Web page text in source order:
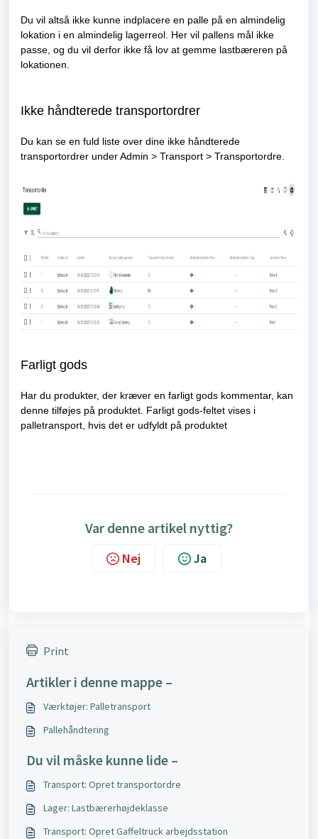
Du vil altså ikke kunne indplacere en palle på en almindelig
lokation i en almindelig lagerreol. Her vil pallens mål ikke
passe, og du vil derfor ikke få lov at gemme lastbæreren på
lokationen.
Ikke håndterede transportordrer
Du kan se en fuld liste over dine ikke håndterede
transportordrer under Admin > Transport > Transportordre.
Farligt gods
Har du produkter, der kræver en farligt gods kommentar, kan
denne tilføjes på produktet. Farligt gods-feltet vises i
palletransport, hvis det er udfyldt på produktet
Var denne artikel nyttig?
Nej Ja
Print
Artikler i denne mappe –
Værktøjer: Palletransport
Pallehåndtering
Du vil måske kunne lide –
Transport: Opret transportordre
Lager: Lastbærerhøjdeklasse
Transport: Opret Gaffeltruck arbejdsstation